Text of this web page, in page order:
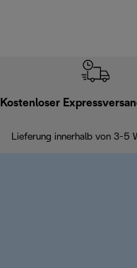
Kostenloser
Lieferung innerhalb von 3-5